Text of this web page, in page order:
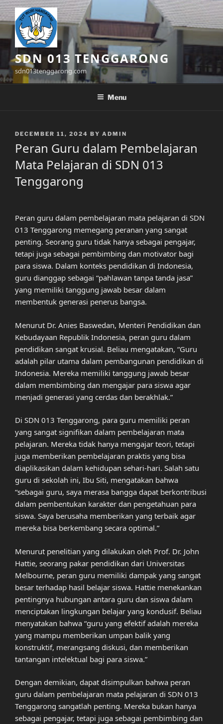
Skip
to
content
SDN 013 TENGGARONG
sdn013tenggarong.com
Menu
POSTED
DECEMBER 11, 2024 BY ADMIN
Peran Guru dalam Pembelajaran
Mata Pelajaran di SDN 013
Tenggarong
Peran guru dalam pembelajaran mata pelajaran di SDN
013 Tenggarong memegang peranan yang sangat
penting. Seorang guru tidak hanya sebagai pengajar,
tetapi juga sebagai pembimbing dan motivator bagi
para siswa. Dalam konteks pendidikan di Indonesia,
guru dianggap sebagai “pahlawan tanpa tanda jasa”
yang memiliki tanggung jawab besar dalam
membentuk generasi penerus bangsa.
Menurut Dr. Anies Baswedan, Menteri Pendidikan dan
Kebudayaan Republik Indonesia, peran guru dalam
pendidikan sangat krusial. Beliau mengatakan, “Guru
adalah pilar utama dalam pembangunan pendidikan di
Indonesia. Mereka memiliki tanggung jawab besar
dalam membimbing dan mengajar para siswa agar
menjadi generasi yang cerdas dan berakhlak.”
Di SDN 013 Tenggarong, para guru memiliki peran
yang sangat signifikan dalam pembelajaran mata
pelajaran. Mereka tidak hanya mengajar teori, tetapi
juga memberikan pembelajaran praktis yang bisa
diaplikasikan dalam kehidupan sehari-hari. Salah satu
guru di sekolah ini, Ibu Siti, mengatakan bahwa
“sebagai guru, saya merasa bangga dapat berkontribusi
dalam pembentukan karakter dan pengetahuan para
siswa. Saya berusaha memberikan yang terbaik agar
mereka bisa berkembang secara optimal.”
Menurut penelitian yang dilakukan oleh Prof. Dr. John
Hattie, seorang pakar pendidikan dari Universitas
Melbourne, peran guru memiliki dampak yang sangat
besar terhadap hasil belajar siswa. Hattie menekankan
pentingnya hubungan antara guru dan siswa dalam
menciptakan lingkungan belajar yang kondusif. Beliau
menyatakan bahwa “guru yang efektif adalah mereka
yang mampu memberikan umpan balik yang
konstruktif, merangsang diskusi, dan memberikan
tantangan intelektual bagi para siswa.”
Dengan demikian, dapat disimpulkan bahwa peran
guru dalam pembelajaran mata pelajaran di SDN 013
Tenggarong sangatlah penting. Mereka bukan hanya
sebagai pengajar, tetapi juga sebagai pembimbing dan